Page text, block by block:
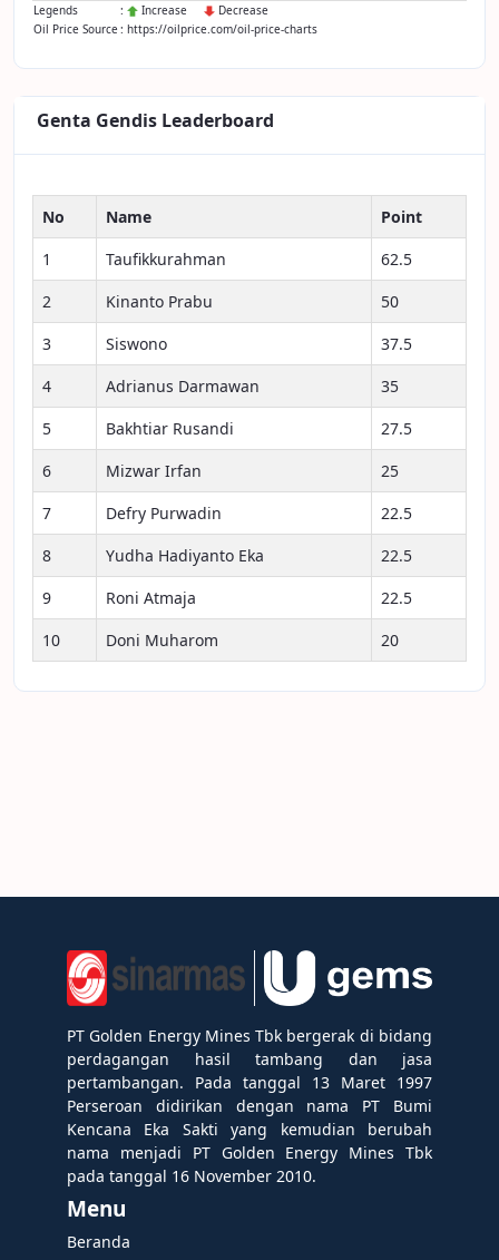
Legends
: Increase
Decrease
Oil Price Source : https://oilprice.com/oil-price-charts
Genta Gendis Leaderboard
No Name
Point
1
Taufikkurahman
62.5
2
Kinanto Prabu
50
3
Siswono
37.5
4
Adrianus Darmawan
35
5
Bakhtiar Rusandi
27.5
6
Mizwar Irfan
25
7
Defry Purwadin
22.5
8
Yudha Hadiyanto Eka
22.5
9
Roni Atmaja
22.5
10
Doni Muharom 20
PT Golden Energy Mines Tbk bergerak di bidang
perdagangan hasil tambang dan jasa
pertambangan. Pada tanggal 13 Maret 1997
Perseroan didirikan dengan nama PT Bumi
Kencana Eka Sakti yang kemudian berubah
nama menjadi PT Golden Energy Mines Tbk
pada tanggal 16 November 2010.
Menu
Beranda